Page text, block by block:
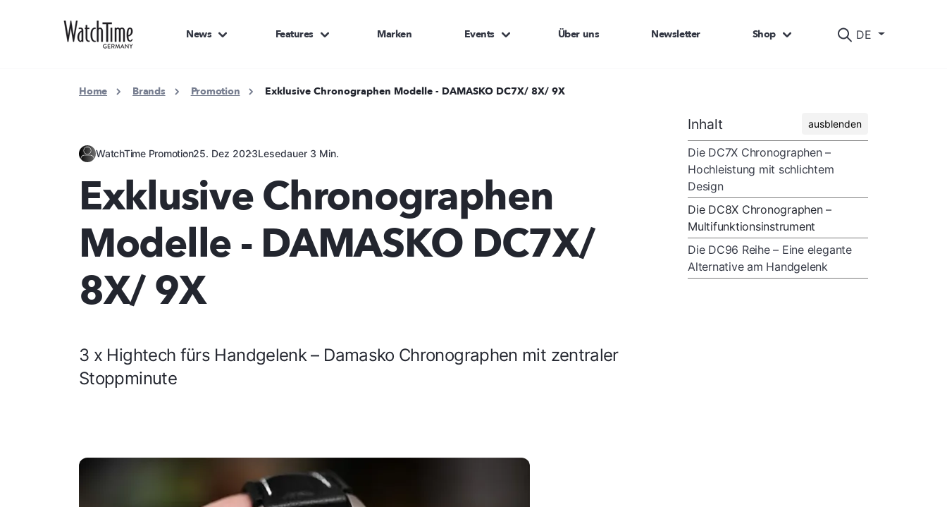
DE
News Features Marken Events Über uns Newsletter Shop
Home Brands Promotion Exklusive Chronographen Modelle - DAMASKO DC7X/ 8X/ 9X
WatchTime Promotion25. Dez 2023Lesedauer 3 Min.
Exklusive Chronographen
Modelle - DAMASKO DC7X/
8X/ 9X
3 x Hightech fürs Handgelenk – Damasko Chronographen mit zentraler
Stoppminute
Inhalt ausblenden
Die DC7X Chronographen –
Hochleistung mit schlichtem
Design
Die DC8X Chronographen –
Multifunktionsinstrument
Die DC96 Reihe – Eine elegante
Alternative am Handgelenk